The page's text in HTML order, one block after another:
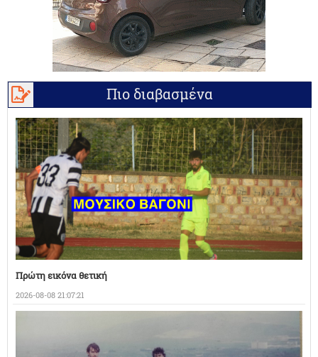
Πιο διαβασμένα
Πρώτη εικόνα θετική
2026-08-08 21:07:21